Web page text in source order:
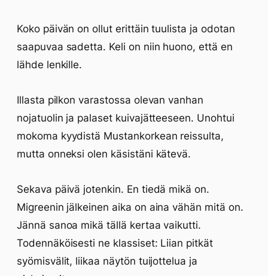
Koko päivän on ollut erittäin tuulista ja odotan
saapuvaa sadetta. Keli on niin huono, että en
lähde lenkille.
Illasta pilkon varastossa olevan vanhan
nojatuolin ja palaset kuivajätteeseen. Unohtui
mokoma kyydistä Mustankorkean reissulta,
mutta onneksi olen käsistäni kätevä.
Sekava päivä jotenkin. En tiedä mikä on.
Migreenin jälkeinen aika on aina vähän mitä on.
Jännä sanoa mikä tällä kertaa vaikutti.
Todennäköisesti ne klassiset: Liian pitkät
syömisvälit, liikaa näytön tuijottelua ja